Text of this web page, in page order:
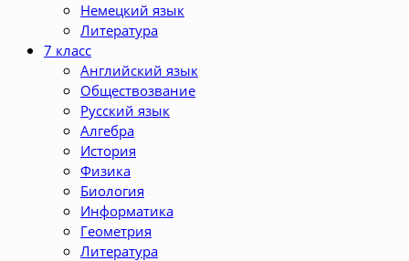
Немецкий язык
Литература
7 класс
Английский язык
Обществозвание
Русский язык
Алгебра
История
Физика
Биология
Информатика
Геометрия
Литература